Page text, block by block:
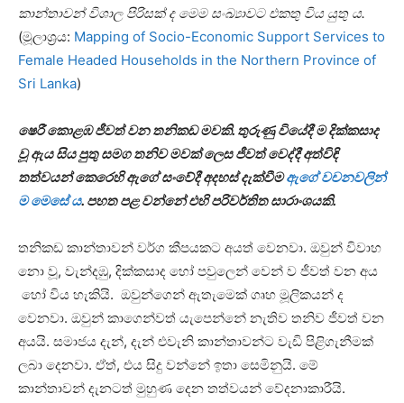
කාන්තාවන් විශාල පිරිසක් ද මෙම සංඛ්‍යාවට එකතු විය යුතු ය.
(මූලාශ්‍ර‍ය: Mapping of Socio-Economic Support Services to
Female Headed Households in the Northern Province of
Sri Lanka)
ෂෙරී කොළඹ ජීවත් වන තනිකඩ මවකි. තුරුණු වියේදී ම දික්කසාද
වූ ඇය සිය පුතු සමග තනිව මවක් ලෙස ජීවත් වෙද්දී අත්විඳි
තත්වයන් කෙරෙහි ඇගේ සංවේදී අදහස් දැක්වීමඇගේ වචනවලින්
ම මෙසේ ය. පහත පළ වන්නේ එහි පරිවර්තිත සාරාංශයකි.
තනිකඩ කාන්තාවන් වර්ග කීපයකට අයත් වෙනවා. ඔවුන් විවාහ
නො වූ, වැන්දඹු, දික්කසාද හෝ පවුලෙන් වෙන් ව ජීවත් වන අය
හෝ විය හැකියි. ඔවුන්ගෙන් ඇතැමෙක් ගෘහ මූලිකයන් ද
වෙනවා. ඔවුන් කාගෙන්වත් යැපෙන්නේ නැතිව තනිව ජීවත් වන
අයයි. සමාජය දැන්, දැන් එවැනි කාන්තාවන්ට වැඩි පිළිගැනීමක්
ලබා දෙනවා. ඒත්, එය සිදු වන්නේ ඉතා සෙමිනුයි. මේ
කාන්තාවන් දැනටත් මුහුණ දෙන තත්වයන් වේදනාකාරීයි.